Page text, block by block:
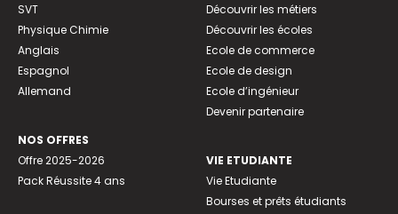
SVT
Physique Chimie
Anglais
Espagnol
Allemand
NOS OFFRES
Offre 2025-2026
Pack Réussite 4 ans
Découvrir les métiers
Découvrir les écoles
Ecole de commerce
Ecole de design
Ecole d’ingénieur
Devenir partenaire
VIE ETUDIANTE
Vie Etudiante
Bourses et prêts étudiants